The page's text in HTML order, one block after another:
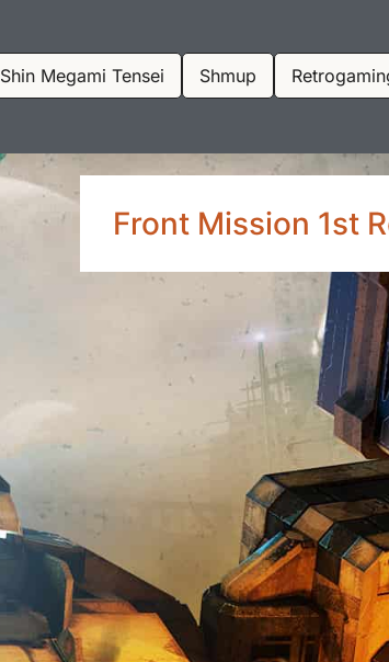
Shin Megami Tensei Shmup
Front Mission 1st